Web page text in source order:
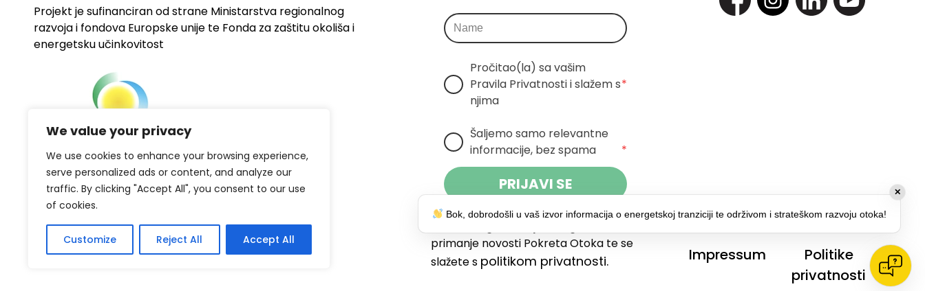
We value your privacy
We use cookies to enhance your browsing experience,
serve personalized ads or content, and analyze our
traffic. By clicking "Accept All", you consent to our use
of cookies.
Customize Reject All Accept All
Projekt je sufinanciran od strane Ministarstva regionalnog
razvoja i fondova Europske unije te Fonda za zaštitu okoliša i
energetsku učinkovitost
Pročitao(la) sa vašim
Pravila Privatnosti i slažem s
njima
*
Šaljemo samo relevantne
informacije, bez spama
*
PRIJAVI SE
primanje novosti Pokreta Otoka te se
slažete s politikom privatnosti. Impressum
Politike
privatnosti
✕
Bok, dobrodošli u vaš izvor informacija o energetskoj tranziciji te održivom i strateškom razvoju otoka!